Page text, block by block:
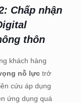
Chấp nhận
thôn
khách hàng
nỗ lựctrở
cứu áp dụng
ứng dụng quá